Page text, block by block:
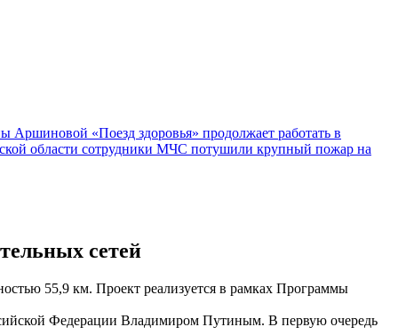
Аршиновой «Поезд здоровья» продолжает работать в
области сотрудники МЧС потушили крупный пожар на
сетей
55,9 км. Проект реализуется в рамках Программы
Федерации Владимиром Путиным. В первую очередь